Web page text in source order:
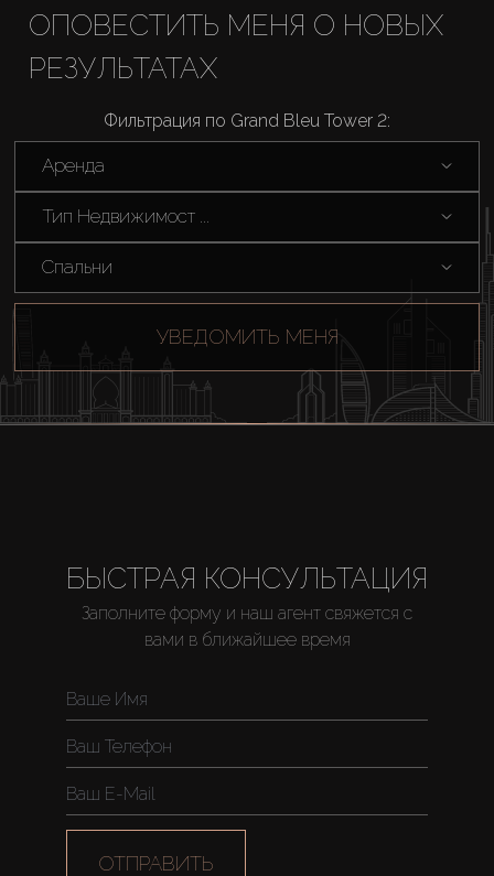
Купить
Продажа
Новостройки
AX Journal
Агенты
ОПОВЕСТИТЬ МЕНЯ О НОВЫХ
РЕЗУЛЬТАТАХ
Фильтрация по Grand Bleu Tower 2:
Аренда
Тип Недвижимост ...
Спальни
УВЕДОМИТЬ МЕНЯ
БЫСТРАЯ КОНСУЛЬТАЦИЯ
Заполните форму и наш агент свяжется с
вами в ближайшее время
ОТПРАВИТЬ